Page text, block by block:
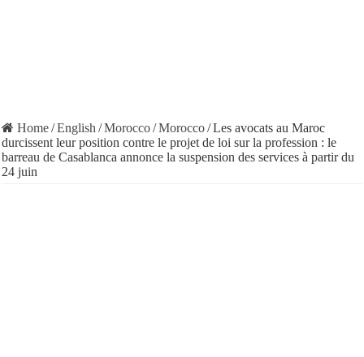
Home/English /Morocco/Morocco/Les avocats au Maroc
durcissent leur position contre le projet de loi sur la profession : le
barreau de Casablanca annonce la suspension des services à partir du
24 juin